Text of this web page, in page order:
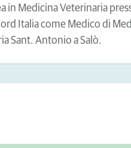
in Medicina Veterinaria
Italia come Medico di
Sant. Antonio a Salò.